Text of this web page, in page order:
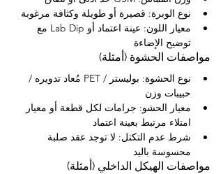
نوع الوبرة: قصيرة أو طويلة وكثافة مرغوبة
معيار اللون: عينة اعتماد أو Lab Dip مع
توضيح الإضاءة
مواصفات الحشوة (أمثلة)
نوع الحشوة: بوليستر / PET مُعاد تدويره /
حبيبات وزن
معيار الحشو: جرامات لكل قطعة أو معيار
امتلاء مرتبط بعينة اعتماد
شرط عدم التكتل: لا توجد عقد صلبة
محسوسة باليد
مواصفات الهيكل الداخلي (أمثلة)